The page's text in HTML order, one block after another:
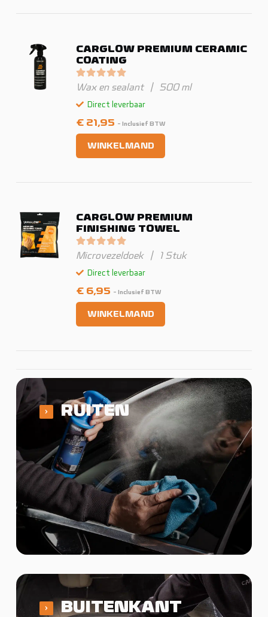
CARGLOW PREMIUM CERAMIC
COATING
Gewaardeerd 0uit 5
Wax en sealant | 500 ml
Direct leverbaar
€ 21,95 - Inclusief BTW
WINKELMAND
CARGLOW PREMIUM
FINISHING TOWEL
Gewaardeerd 0uit 5
Microvezeldoek | 1 Stuk
Direct leverbaar
€ 6,95 - Inclusief BTW
WINKELMAND
RUITEN
BUITENKANT